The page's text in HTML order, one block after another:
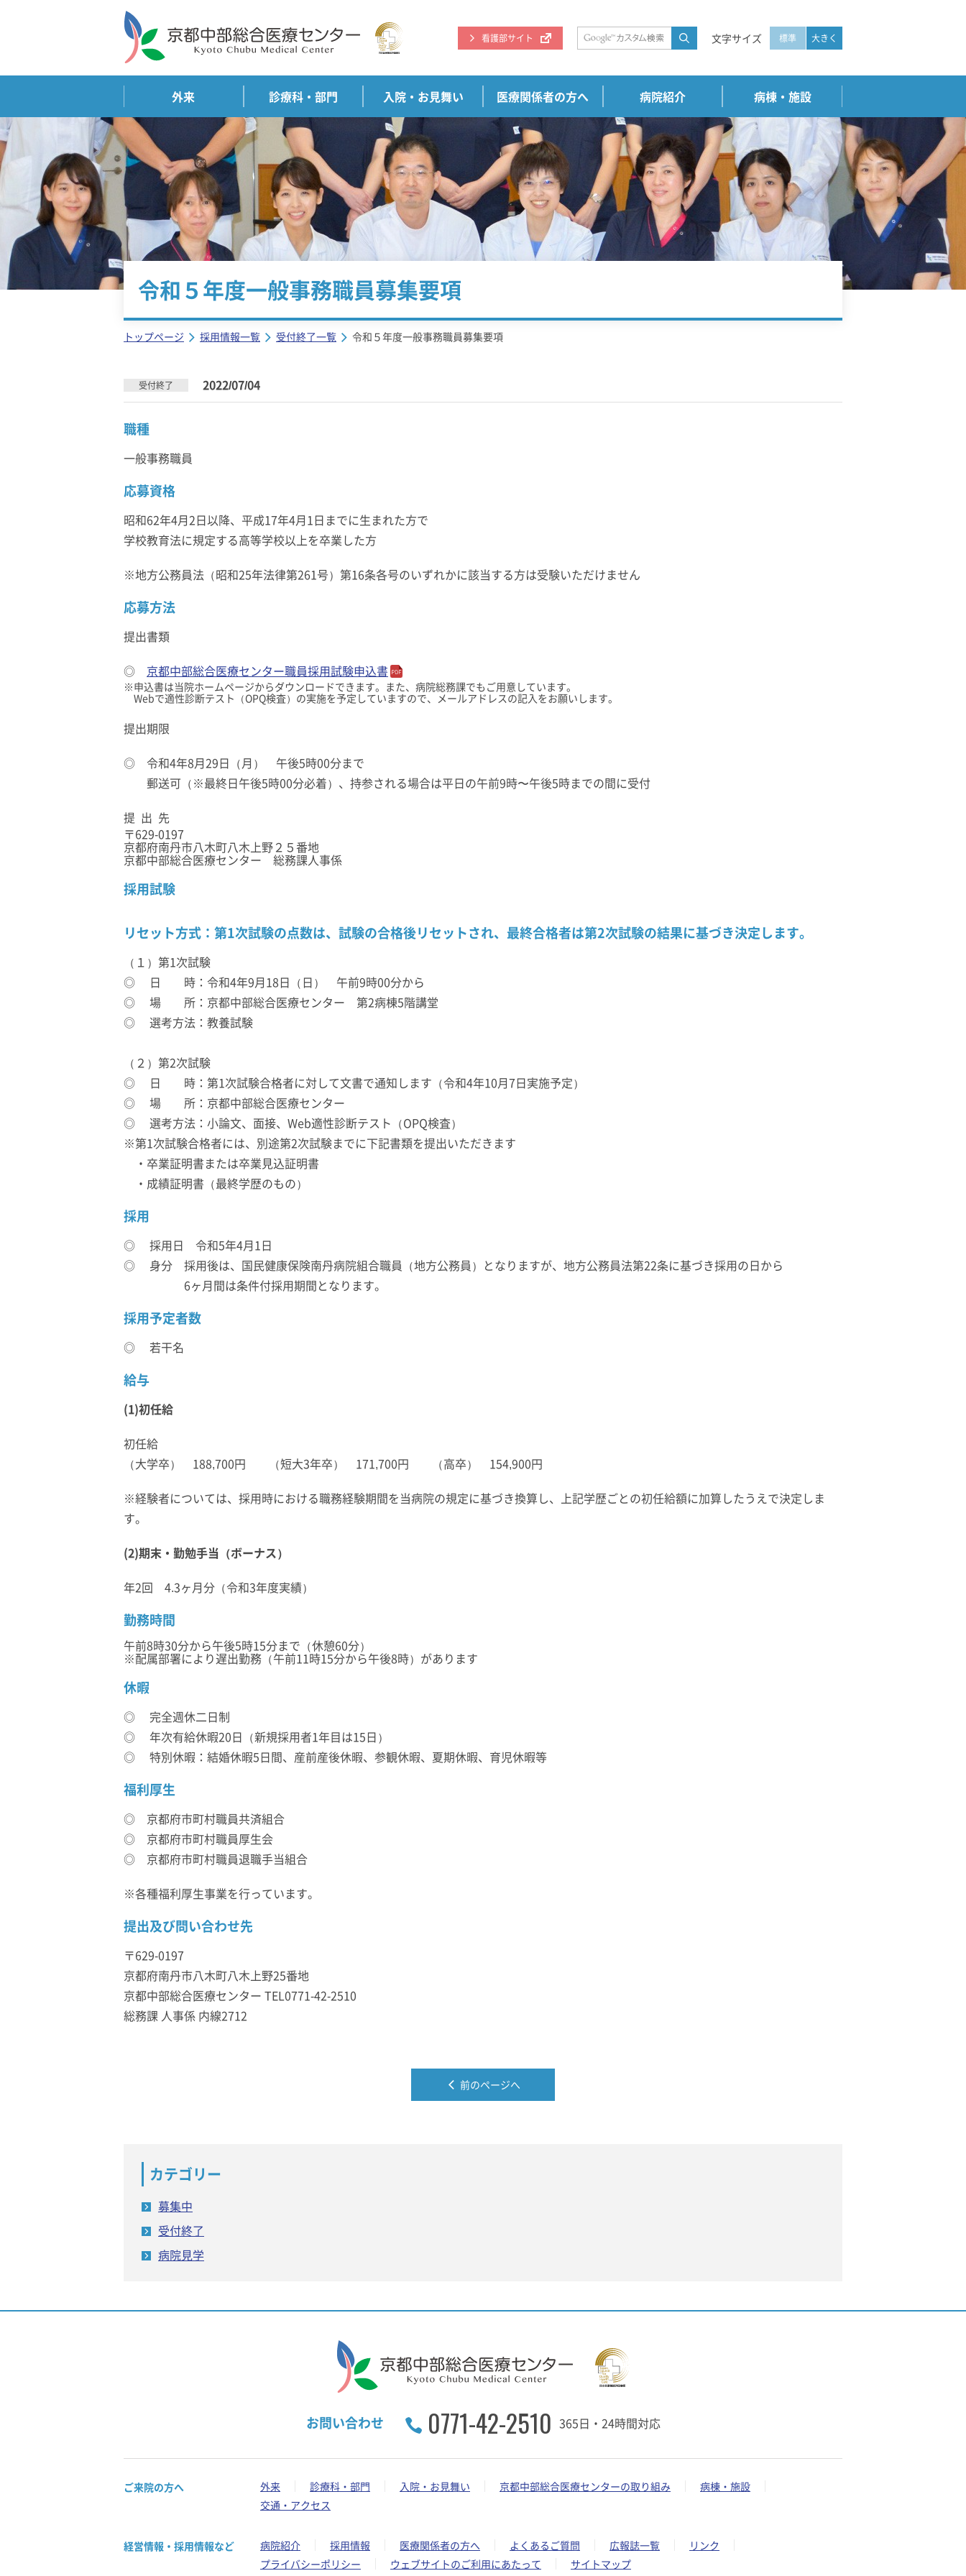
看護部サイト 文字サイズ 標準 大きく
外来 診療科・部門 入院・お見舞い 医療関係者の方へ 病院紹介 病棟・施設
令和５年度一般事務職員募集要項
トップページ 採用情報一覧 受付終了一覧 令和５年度一般事務職員募集要項
受付終了 2022/07/04
職種
一般事務職員
応募資格
昭和62年4月2日以降、平成17年4月1日までに生まれた方で
学校教育法に規定する高等学校以上を卒業した方
※地方公務員法（昭和25年法律第261号）第16条各号のいずれかに該当する方は受験いただけません
応募方法
提出書類
◎ 京都中部総合医療センター職員採用試験申込書
※申込書は当院ホームページからダウンロードできます。また、病院総務課でもご用意しています。
Webで適性診断テスト（OPQ検査）の実施を予定していますので、メールアドレスの記入をお願いします。
提出期限
◎ 令和4年8月29日（月） 午後5時00分まで
郵送可（※最終日午後5時00分必着）、持参される場合は平日の午前9時〜午後5時までの間に受付
提 出 先
〒629-0197
京都府南丹市八木町八木上野２５番地
京都中部総合医療センター 総務課人事係
採用試験
リセット方式：第1次試験の点数は、試験の合格後リセットされ、最終合格者は第2次試験の結果に基づき決定します。
（１）第1次試験
◎ 日 時：令和4年9月18日（日） 午前9時00分から
◎ 場 所：京都中部総合医療センター 第2病棟5階講堂
◎ 選考方法：教養試験
（２）第2次試験
◎ 日 時：第1次試験合格者に対して文書で通知します（令和4年10月7日実施予定）
◎ 場 所：京都中部総合医療センター
◎ 選考方法：小論文、面接、Web適性診断テスト（OPQ検査）
※第1次試験合格者には、別途第2次試験までに下記書類を提出いただきます
・卒業証明書または卒業見込証明書
・成績証明書（最終学歴のもの）
採用
◎ 採用日 令和5年4月1日
◎ 身分 採用後は、国民健康保険南丹病院組合職員（地方公務員）となりますが、地方公務員法第22条に基づき採用の日から
6ヶ月間は条件付採用期間となります。
採用予定者数
◎ 若干名
給与
(1)初任給
初任給
（大学卒） 188,700円 （短大3年卒） 171,700円 （高卒） 154,900円
※経験者については、採用時における職務経験期間を当病院の規定に基づき換算し、上記学歴ごとの初任給額に加算したうえで決定しま
す。
(2)期末・勤勉手当（ボーナス）
年2回 4.3ヶ月分（令和3年度実績）
勤務時間
午前8時30分から午後5時15分まで（休憩60分）
※配属部署により遅出勤務（午前11時15分から午後8時）があります
休暇
◎ 完全週休二日制
◎ 年次有給休暇20日（新規採用者1年目は15日）
◎ 特別休暇：結婚休暇5日間、産前産後休暇、参観休暇、夏期休暇、育児休暇等
福利厚生
◎ 京都府市町村職員共済組合
◎ 京都府市町村職員厚生会
◎ 京都府市町村職員退職手当組合
※各種福利厚生事業を行っています。
提出及び問い合わせ先
〒629-0197
京都府南丹市八木町八木上野25番地
京都中部総合医療センター TEL0771-42-2510
総務課 人事係 内線2712
前のページへ
カテゴリー
募集中
受付終了
病院見学
お問い合わせ 0771-42-2510 365日・24時間対応
ご来院の方へ 外来 診療科・部門 入院・お見舞い 京都中部総合医療センターの取り組み
病棟・施設
交通・アクセス
経営情報・採用情報など 病院紹介 採用情報 医療関係者の方へ よくあるご質問 広報誌一覧
リンク
プライバシーポリシー
ウェブサイトのご利用にあたって サイトマップ